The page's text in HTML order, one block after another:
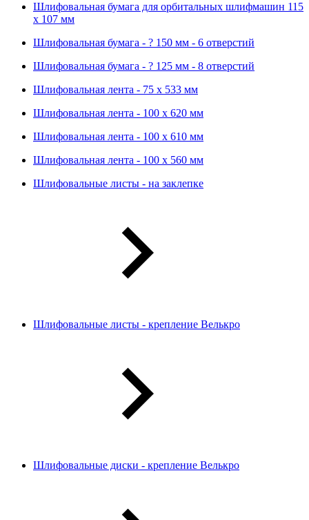
Шлифовальная бумага для орбитальных шлифмашин 115
х 107 мм
Шлифовальная бумага - ? 150 мм - 6 отверстий
Шлифовальная бумага - ? 125 мм - 8 отверстий
Шлифовальная лента - 75 х 533 мм
Шлифовальная лента - 100 х 620 мм
Шлифовальная лента - 100 х 610 мм
Шлифовальная лента - 100 х 560 мм
Шлифовальные листы - на заклепке
Шлифовальные листы - крепление Велькро
Шлифовальные диски - крепление Велькро